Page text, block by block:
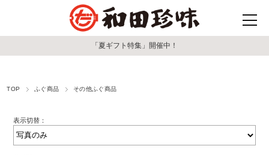
「夏ギフト特集」開催中！
TOP ふぐ商品 その他ふぐ商品
表示切替：